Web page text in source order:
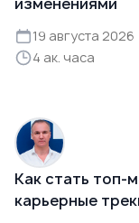
19 августа 2026
4 ак. часа
Как стать топ-
карьерные